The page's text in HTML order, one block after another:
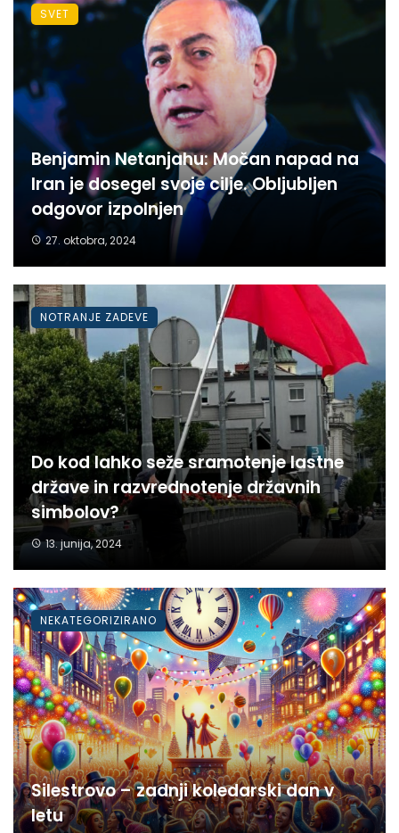
Benjamin Netanjahu: Močan napad na
Iran je dosegel svoje cilje. Obljubljen
odgovor izpolnjen
27. oktobra, 2024
SVET
Do kod lahko seže sramotenje lastne
države in razvrednotenje državnih
simbolov?
13. junija, 2024
NOTRANJE ZADEVE
Silestrovo – zadnji koledarski dan v
letu
NEKATEGORIZIRANO